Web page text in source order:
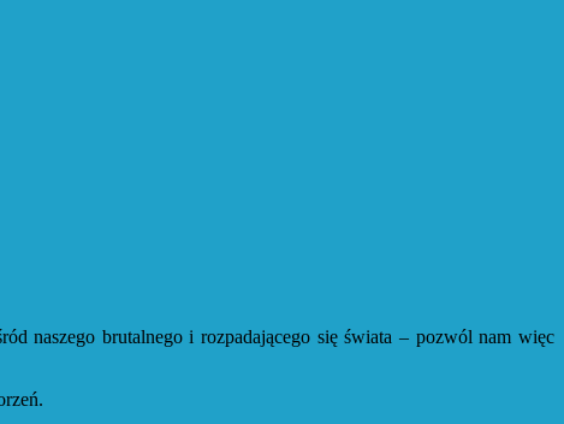
naszego brutalnego i rozpadającego się świata – pozwól nam więc